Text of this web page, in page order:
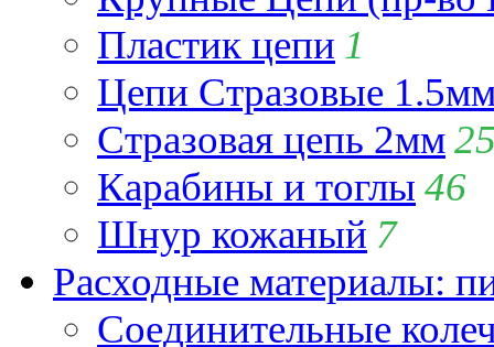
Пластик цепи 1
Цепи Стразовые
Стразовая цепь 2мм
Карабины и тоглы 46
Шнур кожаный 7
Расходные материалы:
Соединительные